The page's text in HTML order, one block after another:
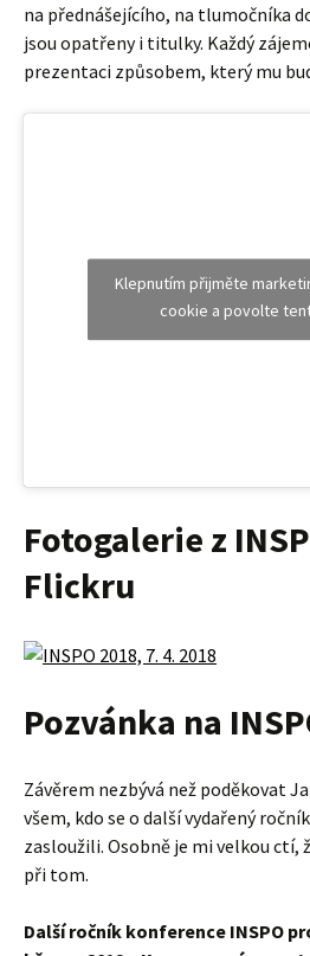
na přednášejícího, na tlumočníka
jsou opatřeny i titulky. Každý
prezentaci způsobem, který mu
cookie a povolte
Flickru
všem, kdo se o další vydařený
Další ročník konference INSPO
března 2019 v Kongresovém